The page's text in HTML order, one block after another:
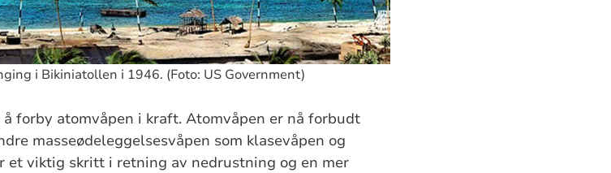
i Bikiniatollen i 1946. (Foto: US Government)
forby atomvåpen i kraft. Atomvåpen er nå forbudt
masseødeleggelsesvåpen som klasevåpen og
et viktig skritt i retning av nedrustning og en mer